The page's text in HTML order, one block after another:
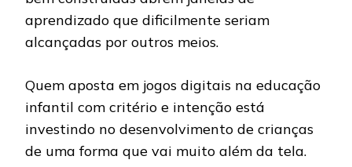
aprendizado que dificilmente seriam
alcançadas por outros meios.
Quem aposta em jogos digitais na educação
infantil com critério e intenção está
investindo no desenvolvimento de crianças
de uma forma que vai muito além da tela.